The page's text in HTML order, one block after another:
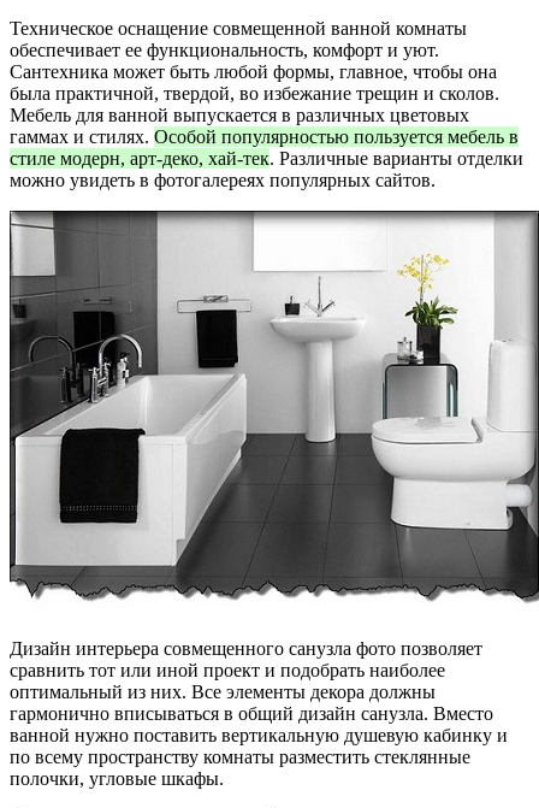
Техническое оснащение совмещенной ванной комнаты
обеспечивает ее функциональность, комфорт и уют.
Сантехника может быть любой формы, главное, чтобы она
была практичной, твердой, во избежание трещин и сколов.
Мебель для ванной выпускается в различных цветовых
гаммах и стилях. Особой популярностью пользуется мебель в
стиле модерн, арт-деко, хай-тек. Различные варианты отделки
можно увидеть в фотогалереях популярных сайтов.
Дизайн интерьера совмещенного санузла фото позволяет
сравнить тот или иной проект и подобрать наиболее
оптимальный из них. Все элементы декора должны
гармонично вписываться в общий дизайн санузла. Вместо
ванной нужно поставить вертикальную душевую кабинку и
по всему пространству комнаты разместить стеклянные
полочки, угловые шкафы.